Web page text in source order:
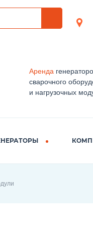
Аренда
сварочного
и нагрузочных